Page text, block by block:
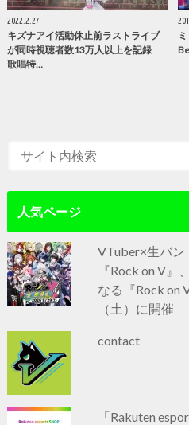
2022.2.27
キズナアイ活動休止前ラストライブ
が同時視聴者数13万人以上を記録
歌唱特…
人気ページ
VTuber×生バン
『Rock on V』
なる『Rock on
（土）に開催
contact
「Rakuten